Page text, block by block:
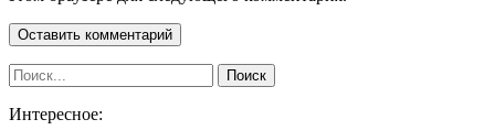
Интересное: